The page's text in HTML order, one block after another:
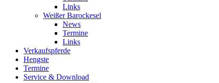
Links
Weißer Barockesel
News
Termine
Links
Verkaufspferde
Hengste
Termine
Service & Download